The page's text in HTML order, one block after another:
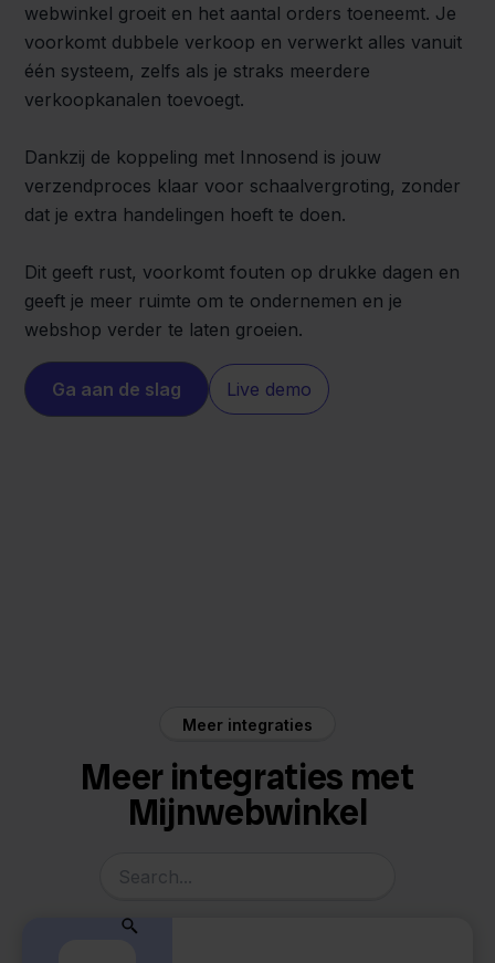
webwinkel groeit en het aantal orders toeneemt. Je
voorkomt dubbele verkoop en verwerkt alles vanuit
één systeem, zelfs als je straks meerdere
verkoopkanalen toevoegt.
Dankzij de koppeling met Innosend is jouw
verzendproces klaar voor schaalvergroting, zonder
dat je extra handelingen hoeft te doen.
Dit geeft rust, voorkomt fouten op drukke dagen en
geeft je meer ruimte om te ondernemen en je
webshop verder te laten groeien.
Ga aan de slag Live demo
Meer integraties
Meer integraties met
Mijnwebwinkel